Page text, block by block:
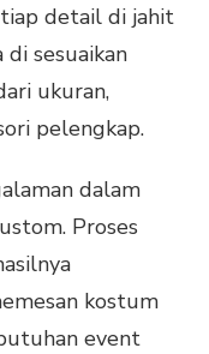
detail di jahit
di sesuaikan
ukuran,
pelengkap.
dalam
Proses
kostum
event